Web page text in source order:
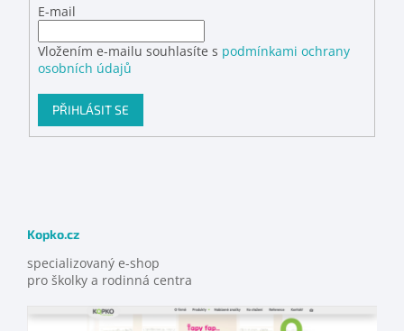
E-mail
Vložením e-mailu souhlasíte s podmínkami ochrany
osobních údajů
PŘIHLÁSIT SE
Kopko.cz
specializovaný e-shop
pro školky a rodinná centra